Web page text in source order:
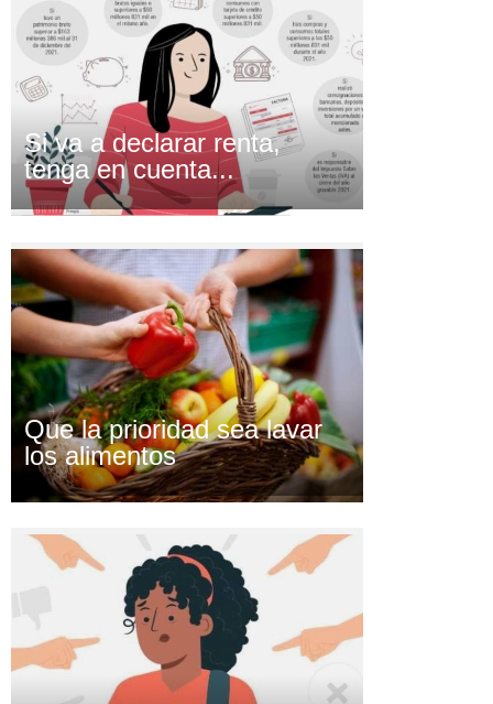
Si va a declarar renta,
tenga en cuenta...
Que la prioridad sea lavar
los alimentos